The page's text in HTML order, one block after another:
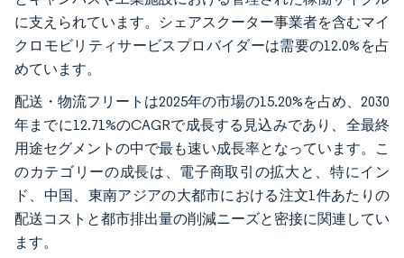
に支えられています。シェアスクーター事業者を含むマイ
クロモビリティサービスプロバイダーは需要の12.0%を占
めています。
配送・物流フリートは2025年の市場の15.20%を占め、2030
年までに12.71%のCAGRで成長する見込みであり、全最終
用途セグメントの中で最も速い成長率となっています。こ
のカテゴリーの成長は、電子商取引の拡大と、特にイン
ド、中国、東南アジアの大都市における注文1件あたりの
配送コストと都市排出量の削減ニーズと密接に関連してい
ます。